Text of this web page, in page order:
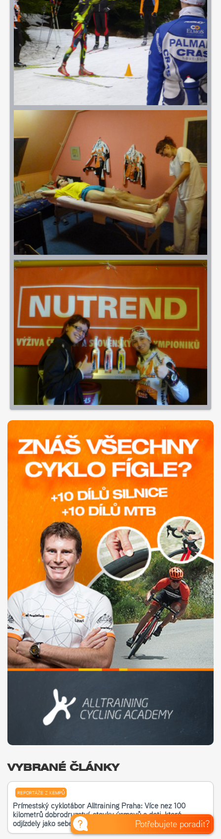
Potřebujete poradit?
VYBRANÉ ČLÁNKY
REPORTÁŽE Z KEMPŮ
Příměstský cyklotábor Alltraining Praha: Více než 100
kilometrů dobrodružství, stovky úsměvů a děti, které
odjížděly jako sebevědomí bikeři